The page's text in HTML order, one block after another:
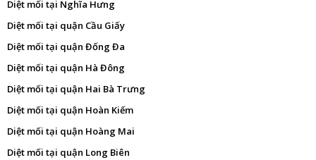
Diệt mối tại Nghĩa Hưng
Diệt mối tại quận Cầu Giấy
Diệt mối tại quận Đống Đa
Diệt mối tại quận Hà Đông
Diệt mối tại quận Hai Bà Trưng
Diệt mối tại quận Hoàn Kiếm
Diệt mối tại quận Hoàng Mai
Diệt mối tại quận Long Biên